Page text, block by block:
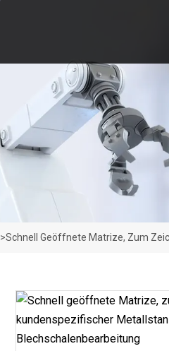
>Schnell Geöffnete Matrize, Zum